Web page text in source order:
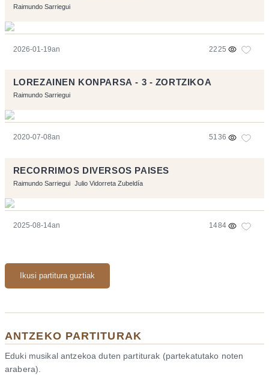
Raimundo Sarriegui
2026-01-19an 2225
LOREZAINEN KONPARSA - 3 - ZORTZIKOA
Raimundo Sarriegui
2020-07-08an 5136
RECORRIMOS DIVERSOS PAISES
Raimundo Sarriegui Julio Vidorreta Zubeldía
2025-08-14an 1484
Ikusi partitura guztiak
ANTZEKO PARTITURAK
Eduki musikal antzekoa duten partiturak (partekatutako noten
arabera).